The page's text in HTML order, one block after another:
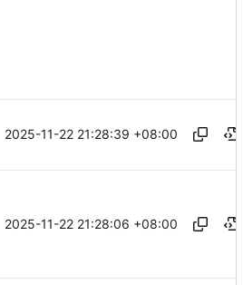
2025-11-22 21:28:39 +08:00
2025-11-22 21:28:06 +08:00